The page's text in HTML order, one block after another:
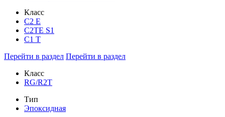
Класс
С2 Е
C2TE S1
C1 T
Перейти в раздел Перейти в раздел
Класс
RG/R2T
Тип
Эпоксидная